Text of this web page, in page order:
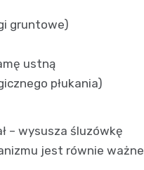
gruntowe)
ustną
płukania)
– wysusza śluzówkę
jest równie ważne